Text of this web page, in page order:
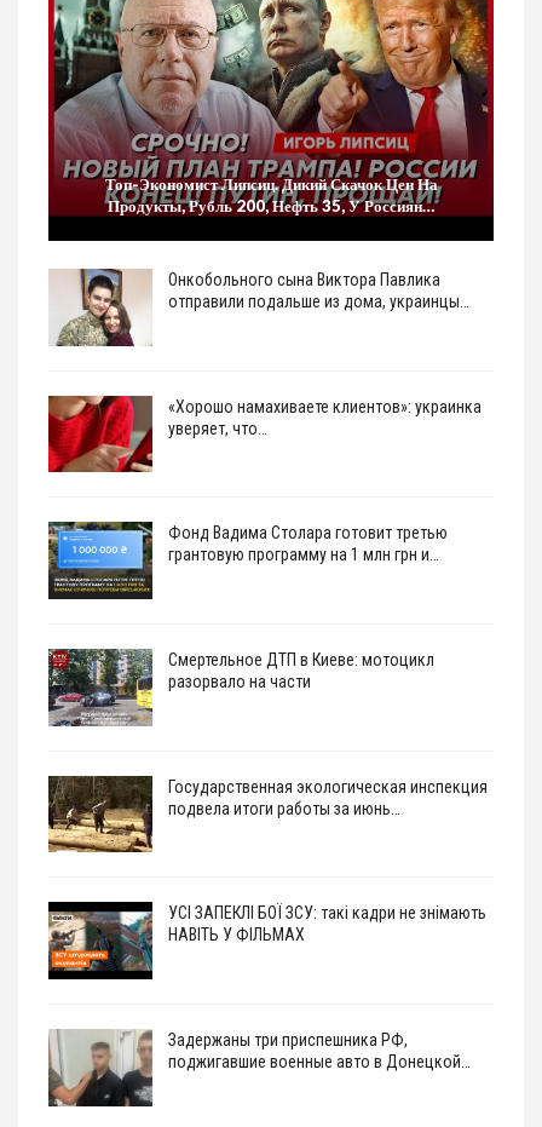
Топ-Экономист Липсиц. Дикий Скачок Цен На
Продукты, Рубль 200, Нефть 35, У Россиян…
Онкобольного сына Виктора Павлика
отправили подальше из дома, украинцы…
«Хорошо намахиваете клиентов»: украинка
уверяет, что…
Фонд Вадима Столара готовит третью
грантовую программу на 1 млн грн и…
Смертельное ДТП в Киеве: мотоцикл
разорвало на части
Государственная экологическая инспекция
подвела итоги работы за июнь…
УСІ ЗАПЕКЛІ БОЇ ЗСУ: такі кадри не знімають
НАВІТЬ У ФІЛЬМАХ
Задержаны три приспешника РФ,
поджигавшие военные авто в Донецкой…